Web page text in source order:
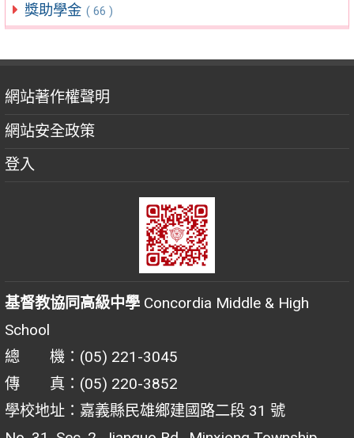
獎助學金 ( 66 )
網站著作權聲明
網站安全政策
登入
基督教協同高級中學 Concordia Middle & High
School
總 機：(05) 221-3045
傳 真：(05) 220-3852
學校地址：嘉義縣民雄鄉建國路二段 31 號